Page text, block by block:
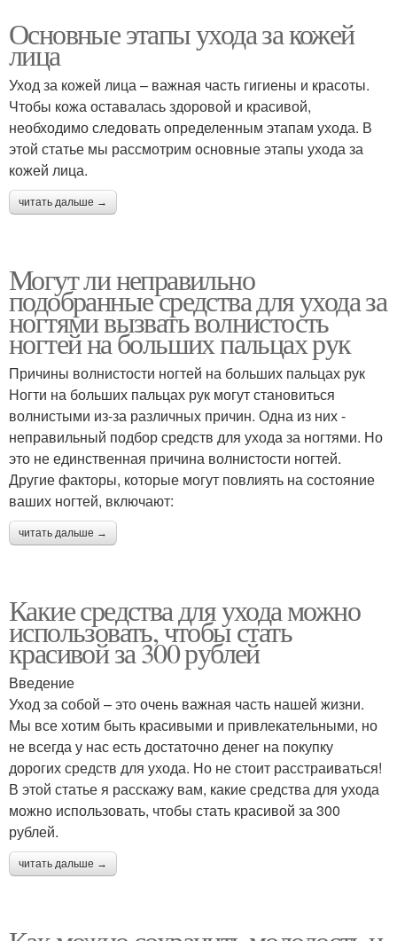
Основные этапы ухода за кожей
лица
Уход за кожей лица – важная часть гигиены и красоты.
Чтобы кожа оставалась здоровой и красивой,
необходимо следовать определенным этапам ухода. В
этой статье мы рассмотрим основные этапы ухода за
кожей лица.
читать дальше →
Могут ли неправильно
подобранные средства для ухода за
ногтями вызвать волнистость
ногтей на больших пальцах рук
Причины волнистости ногтей на больших пальцах рук
Ногти на больших пальцах рук могут становиться
волнистыми из-за различных причин. Одна из них -
неправильный подбор средств для ухода за ногтями. Но
это не единственная причина волнистости ногтей.
Другие факторы, которые могут повлиять на состояние
ваших ногтей, включают:
читать дальше →
Какие средства для ухода можно
использовать, чтобы стать
красивой за 300 рублей
Введение
Уход за собой – это очень важная часть нашей жизни.
Мы все хотим быть красивыми и привлекательными, но
не всегда у нас есть достаточно денег на покупку
дорогих средств для ухода. Но не стоит расстраиваться!
В этой статье я расскажу вам, какие средства для ухода
можно использовать, чтобы стать красивой за 300
рублей.
читать дальше →